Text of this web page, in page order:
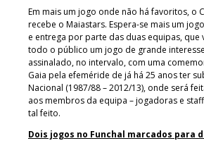
Em mais um jogo onde não há favoritos, o
recebe o Maiastars. Espera-se mais um
e entrega por parte das duas equipas,
todo o público um jogo de grande
assinalado, no intervalo, com uma
Gaia pela efeméride de já há 25 anos ter
Nacional (1987/88 – 2012/13), onde será
aos membros da equipa – jogadoras e
tal feito.
Dois jogos no Funchal marcados para